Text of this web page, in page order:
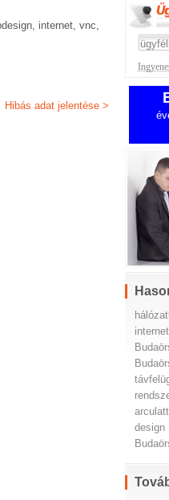
internet, vnc,
Hibás adat jelentése >
design